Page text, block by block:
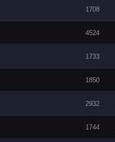
1708
4524
1733
1850
2932
1744